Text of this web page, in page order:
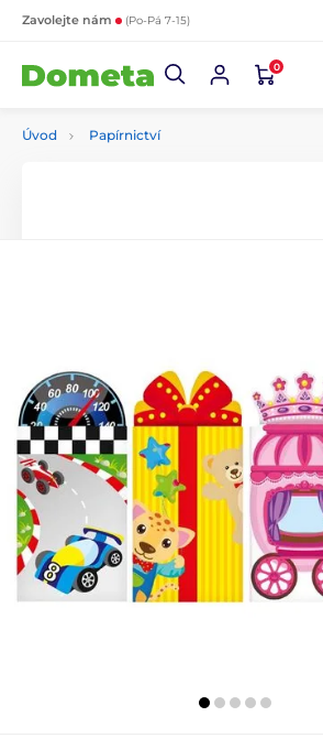
Zavolejte nám (Po-Pá 7-15)
0
Úvod Papírnictví